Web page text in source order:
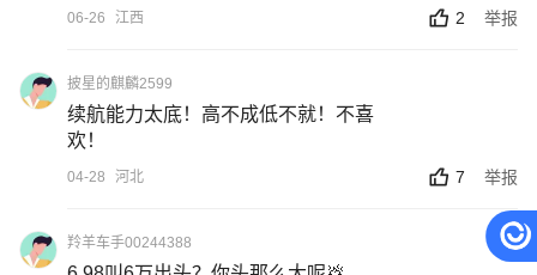
06-26 江西 2 举报
披星的麒麟2599
续航能力太底！高不成低不就！不喜
欢！
04-28 河北 7 举报
羚羊车手00244388